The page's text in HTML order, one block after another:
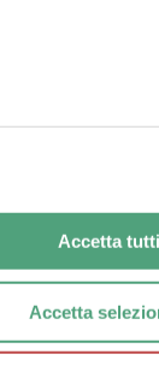
Accetta tutti
Accetta